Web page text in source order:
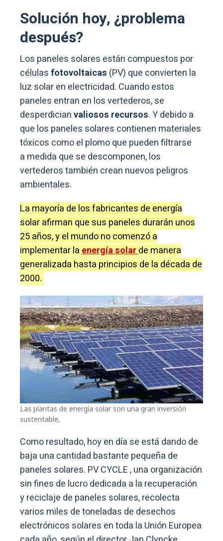
Solución hoy, ¿problema
después?
Los paneles solares están compuestos por
célulasfotovoltaicas (PV) que convierten la
luz solar en electricidad. Cuando estos
paneles entran en los vertederos, se
desperdicianvaliosos recursos. Y debido a
que los paneles solares contienen materiales
tóxicos como el plomo que pueden filtrarse
a medida que se descomponen, los
vertederos también crean nuevos peligros
ambientales.
La mayoría de los fabricantes de energía
solar afirman que sus paneles durarán unos
25 años, y el mundo no comenzó a
implementar laenergía solarde manera
generalizada hasta principios de la década de
2000.
Las plantas de energía solar son una gran inversión
sustentable,
Como resultado, hoy en día se está dando de
baja una cantidad bastante pequeña de
paneles solares. PV CYCLE , una organización
sin fines de lucro dedicada a la recuperación
y reciclaje de paneles solares, recolecta
varios miles de toneladas de desechos
electrónicos solares en toda la Unión Europea